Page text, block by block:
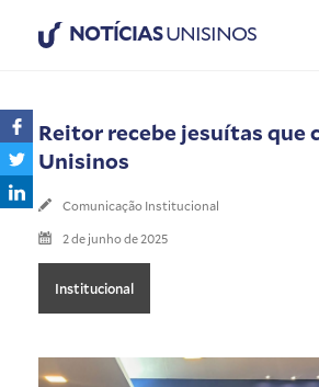
NOTÍCIASUNISINOS
Reitor recebe jesuítas que
Unisinos
Comunicação Institucional
2 de junho de 2025
Institucional